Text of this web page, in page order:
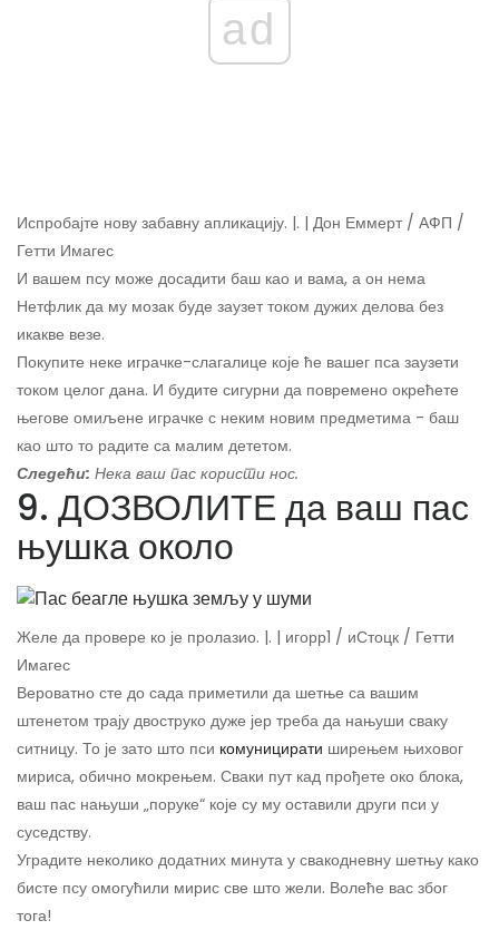
ad
Испробајте нову забавну апликацију. |. | Дон Еммерт / АФП /
Гетти Имагес
И вашем псу може досадити баш као и вама, а он нема
Нетфлик да му мозак буде заузет током дужих делова без
икакве везе.
Покупите неке играчке-слагалице које ће вашег пса заузети
током целог дана. И будите сигурни да повремено окрећете
његове омиљене играчке с неким новим предметима - баш
као што то радите са малим дететом.
Следећи: Нека ваш пас користи нос.
9. ДОЗВОЛИТЕ да ваш пас
њушка около
Желе да провере ко је пролазио. |. | игорр1 / иСтоцк / Гетти
Имагес
Вероватно сте до сада приметили да шетње са вашим
штенетом трају двоструко дуже јер треба да нањуши сваку
ситницу. То је зато што пси комуницирати ширењем њиховог
мириса, обично мокрењем. Сваки пут кад прођете око блока,
ваш пас нањуши „поруке“ које су му оставили други пси у
суседству.
Уградите неколико додатних минута у свакодневну шетњу како
бисте псу омогућили мирис све што жели. Волеће вас због
тога!